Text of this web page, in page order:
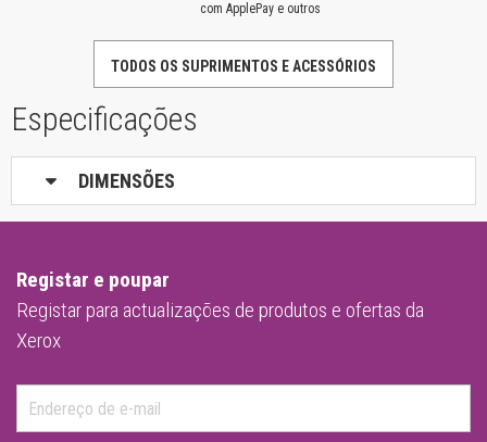
com ApplePay e outros
TODOS OS SUPRIMENTOS E ACESSÓRIOS
Especificações
DIMENSÕES
Registar e poupar
Registar para actualizações de produtos e ofertas da
Xerox